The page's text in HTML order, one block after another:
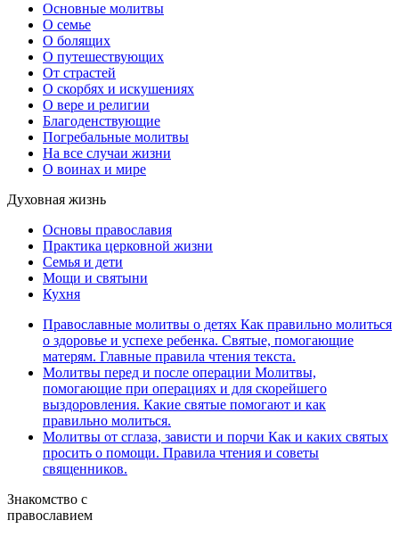
Основные молитвы
О семье
О болящих
О путешествующих
От страстей
О скорбях и искушениях
О вере и религии
Благоденствующие
Погребальные молитвы
На все случаи жизни
О воинах и мире
Духовная жизнь
Основы православия
Практика церковной жизни
Семья и дети
Мощи и святыни
Кухня
Православные молитвы о детях Как правильно молиться
о здоровье и успехе ребенка. Святые, помогающие
матерям. Главные правила чтения текста.
Молитвы перед и после операции Молитвы,
помогающие при операциях и для скорейшего
выздоровления. Какие святые помогают и как
правильно молиться.
Молитвы от сглаза, зависти и порчи Как и каких святых
просить о помощи. Правила чтения и советы
священников.
Знакомство с
православием